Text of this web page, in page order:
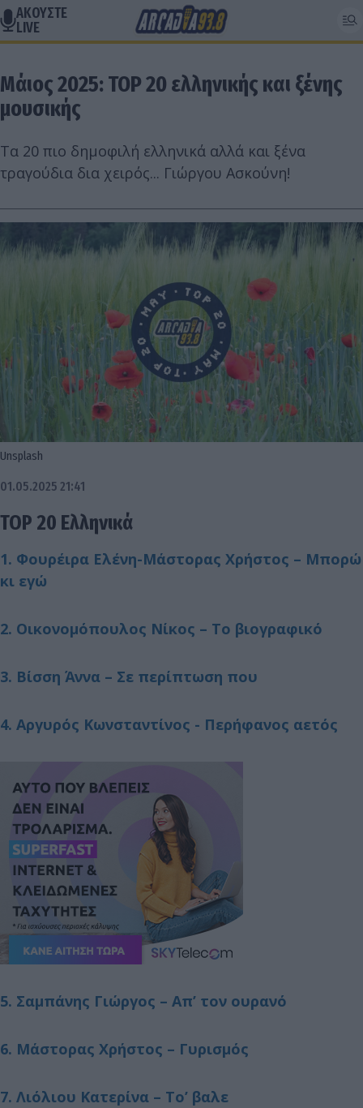
ΑΚΟΥΣΤΕ
LIVE
Μάιος 2025: TOP 20 ελληνικής και ξένης
μουσικής
Τα 20 πιο δημοφιλή ελληνικά αλλά και ξένα
τραγούδια δια χειρός... Γιώργου Ασκούνη!
Unsplash
01.05.2025 21:41
TOP 20 Ελληνικά
1. Φουρέιρα Ελένη-Μάστορας Χρήστος – Μπορώ
κι εγώ
2. Οικονομόπουλος Νίκος – Το βιογραφικό
3. Βίσση Άννα – Σε περίπτωση που
4. Αργυρός Κωνσταντίνος - Περήφανος αετός
5. Σαμπάνης Γιώργος – Απ’ τον ουρανό
6. Μάστορας Χρήστος – Γυρισμός
7. Λιόλιου Κατερίνα – Το’ βαλε